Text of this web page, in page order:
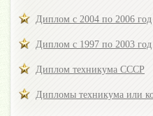
Диплом с 2004 по 2006 год
Диплом с 1997 по 2003 год
Диплом техникума СССР
Дипломы техникума или